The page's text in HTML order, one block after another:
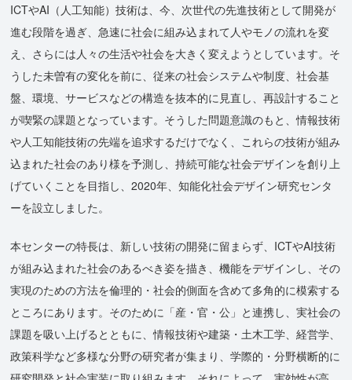
ICTやAI（人工知能）技術は、今、次世代の先進技術として開発が
進む段階を過ぎ、急速に社会に組み込まれて人やモノの流れを変
え、さらには人々の生活や社会を大きく変えようとしています。そ
うした未曽有の変化を前に、従来の社会システムや制度、社会基
盤、環境、サービスなどの構造を抜本的に見直し、再設計すること
が喫緊の課題となっています。そうした問題意識のもと、情報技術
や人工知能技術の先端を追求するだけでなく、これらの技術が組み
込まれた社会のあり様を予測し、持続可能な社会デザインを創り上
げていくことを目指し、2020年、知能化社会デザイン研究センタ
ーを設立しました。
本センターの特長は、新しい技術の開発に留まらず、ICTやAI技術
が組み込まれた社会のあるべき姿を描き、機能をデザインし、その
実現のための方法を倫理的・社会的側面を含めて多角的に模索する
ところにあります。そのために「産・官・公」と連携し、実社会の
課題を吸い上げるとともに、情報技術や建築・土木工学、経営学、
政策科学など多様な分野の研究者が集まり、学際的・分野横断的に